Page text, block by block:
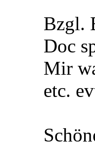
Bzgl.
Doc
Mir
etc.